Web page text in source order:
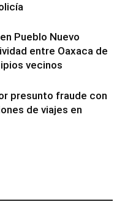
Pueblo Nuevo
entre Oaxaca de
vecinos
presunto fraude con
de viajes en